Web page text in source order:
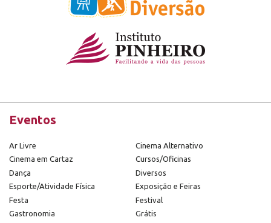
Eventos
Ar Livre
Cinema Alternativo
Cinema em Cartaz
Cursos/Oficinas
Dança
Diversos
Esporte/Atividade Física
Exposição e Feiras
Festa
Festival
Gastronomia
Grátis